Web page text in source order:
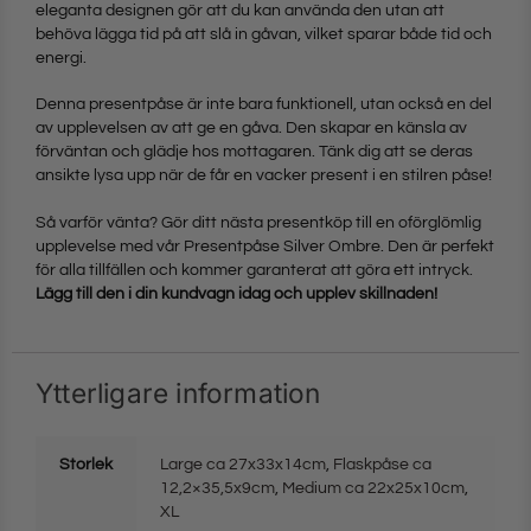
eleganta designen gör att du kan använda den utan att
behöva lägga tid på att slå in gåvan, vilket sparar både tid och
energi.
Denna presentpåse är inte bara funktionell, utan också en del
av upplevelsen av att ge en gåva. Den skapar en känsla av
förväntan och glädje hos mottagaren. Tänk dig att se deras
ansikte lysa upp när de får en vacker present i en stilren påse!
Så varför vänta? Gör ditt nästa presentköp till en oförglömlig
upplevelse med vår Presentpåse Silver Ombre. Den är perfekt
för alla tillfällen och kommer garanterat att göra ett intryck.
Lägg till den i din kundvagn idag och upplev skillnaden!
Ytterligare information
Storlek Large ca 27x33x14cm, Flaskpåse ca
12,2×35,5x9cm, Medium ca 22x25x10cm,
XL